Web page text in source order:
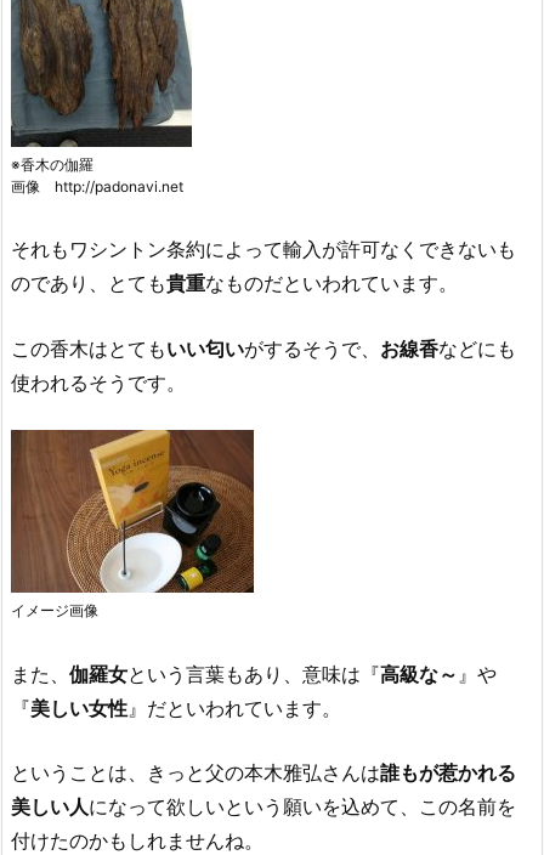
※香木の伽羅
画像 http://padonavi.net
それもワシントン条約によって輸入が許可なくできないも
のであり、とても貴重なものだといわれています。
この香木はとてもいい匂いがするそうで、 お線香などにも
使われるそうです。
イメージ画像
また、 伽羅女という言葉もあり、意味は『高級な～ 』や
『美しい女性 』だといわれています。
ということは、きっと父の本木雅弘さんは誰もが惹かれる
美しい人になって欲しいという願いを込めて、この名前を
付けたのかもしれませんね。